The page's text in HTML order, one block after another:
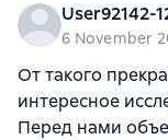
User92142-
6 November
От такого
интересное
Перед нами